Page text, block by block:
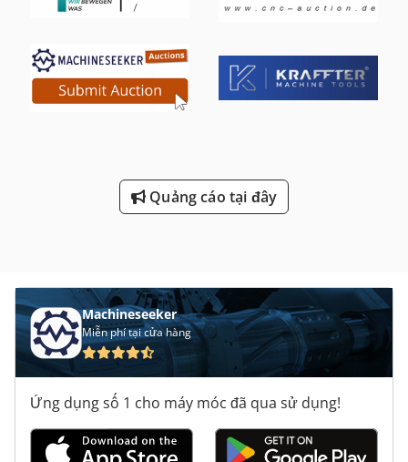
Quảng cáo tại đây
Machineseeker
Miễn phí tại cửa hàng
Ứng dụng số 1 cho máy móc đã qua sử dụng!